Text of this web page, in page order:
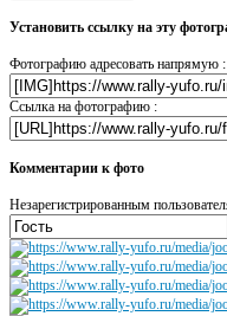
Установить ссылку на эту
Фотографию адресовать напрямую :
Ссылка на фотографию :
Комментарии к фото
Незарегистрированным